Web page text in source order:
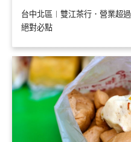
台中北區︱雙江茶行．營業超
絕對必點